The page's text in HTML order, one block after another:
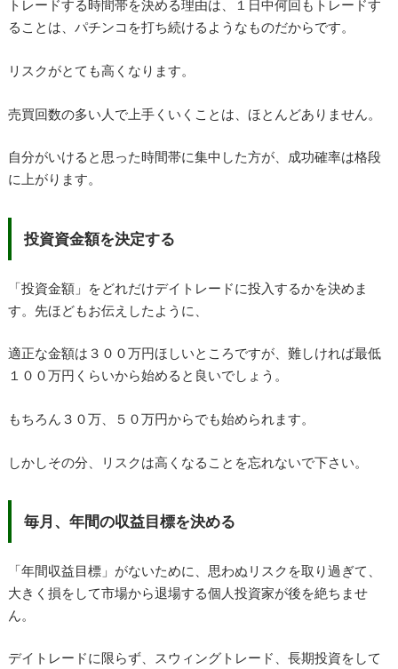
トレードする時間帯を決める理由は、１日中何回もトレードす
ることは、パチンコを打ち続けるようなものだからです。
リスクがとても高くなります。
売買回数の多い人で上手くいくことは、ほとんどありません。
自分がいけると思った時間帯に集中した方が、成功確率は格段
に上がります。
投資資金額を決定する
「投資金額」をどれだけデイトレードに投入するかを決めま
す。先ほどもお伝えしたように、
適正な金額は３００万円ほしいところですが、難しければ最低
１００万円くらいから始めると良いでしょう。
もちろん３０万、５０万円からでも始められます。
しかしその分、リスクは高くなることを忘れないで下さい。
毎月、年間の収益目標を決める
「年間収益目標」がないために、思わぬリスクを取り過ぎて、
大きく損をして市場から退場する個人投資家が後を絶ちませ
ん。
デイトレードに限らず、スウィングトレード、長期投資をして